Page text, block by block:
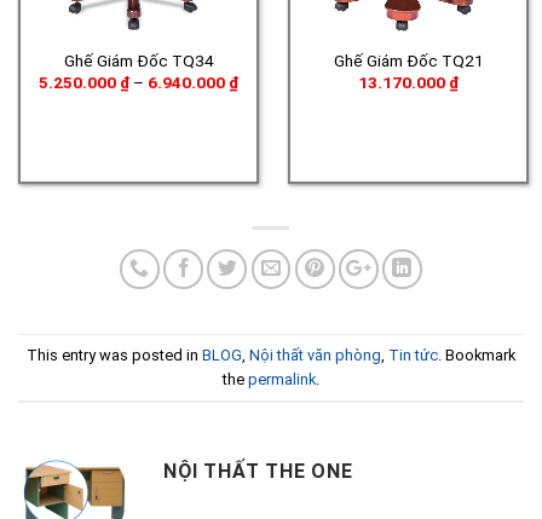
Ghế Giám Đốc TQ34
5.250.000 ₫ – 6.940.000 ₫Khoảng
Ghế Giám Đốc TQ21
13.170.000 ₫
This entry was posted in BLOG Nội thất văn phòng Tin tức . Bookmark
the permalink
NỘI THẤT THE ONE